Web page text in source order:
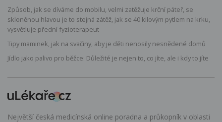
Způsob, jak se díváme do mobilu, velmi zatěžuje krční páteř, se
skloněnou hlavou je to stejná zátěž, jak se 40 kilovým pytlem na krku,
vysvětluje přední fyzioterapeut
Tipy maminek, jak na svačiny, aby je děti nenosily nesnědené domů
Jídlo jako palivo pro běžce: Důležité je nejen to, co jíte, ale i kdy to jíte
Největší česká medicínská online poradna a průkopník v oblasti